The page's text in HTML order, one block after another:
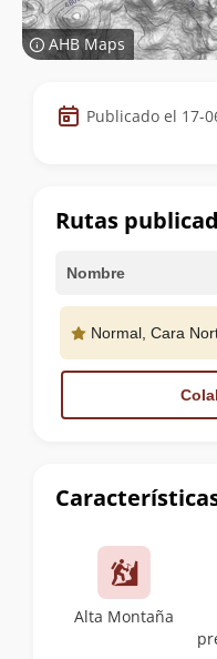
AHB Maps
Datos
de
cumbre
Publicado el 17-
Alta Montaña
Rutas
Nombre
Normal, Cara